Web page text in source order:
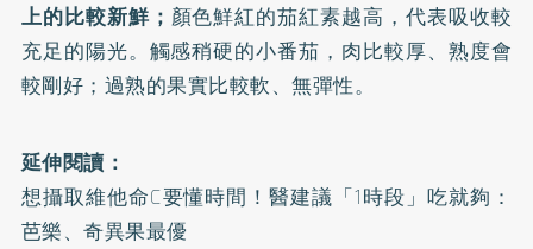
上的比較新鮮； 顏色鮮紅的茄紅素越高，代表吸收較
充足的陽光。觸感稍硬的小番茄，肉比較厚、熟度會
較剛好；過熟的果實比較軟、無彈性。
延伸閱讀：
想攝取維他命C要懂時間！醫建議「1時段」吃就夠：
芭樂、奇異果最優